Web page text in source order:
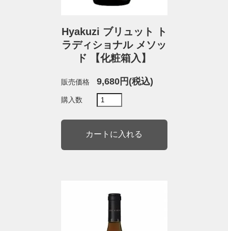
Hyakuzi ブリュット ト
ラディショナル メソッ
ド 【化粧箱入】
販売価格 9,680円(税込)
購入数